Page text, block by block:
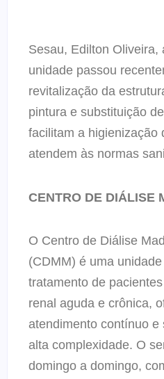
Sesau, Edilton Oliveira,
unidade passou
revitalização da
pintura e substituição
facilitam a higienização
atendem às normas
CENTRO DE DIÁLISE
O Centro de Diálise
(CDMM) é uma
tratamento de
renal aguda e crônica,
atendimento contínuo e
alta complexidade. O
domingo a domingo,